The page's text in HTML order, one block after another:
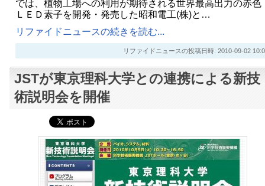
では、植物工場への利用が期待される世界最高出力の赤色
ＬＥＤ素子を開発・発売した昭和電工(株)と…
リファイドニュースの続きを読む...
リファイドニュースの投稿日時: 2010-09-02
JSTが東京理科大学との連携による新技
術説明会を開催